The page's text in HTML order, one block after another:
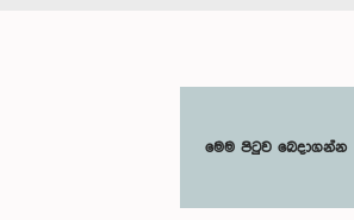
මෙම පිටුව බෙදාගන්න